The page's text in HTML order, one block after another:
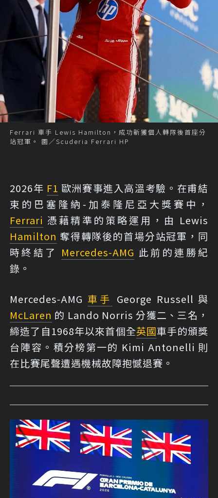
Ferrari 車手 Lewis Hamilton，成功斬獲個人轉隊後首座分
站冠軍。 圖／Scuderia Ferrari HP
2026年 F1 歐洲賽事進入高溫考驗。在甫結
束的巴塞隆納-加泰隆尼亞大獎賽中，
Ferrari 憑藉精準的策略運用，由 Lewis
Hamilton 奪得轉隊後的首場分站冠軍，同
時終結了 Mercedes-AMG 此前的連勝紀
錄。
Mercedes-AMG 車手 George Russell 與
McLaren 的 Lando Norris 分獲二、三名，
締造了自1968年以來首個全英國車手的頒獎
台陣容。積分榜第一的 Kimi Antonelli 則
在比賽尾聲遭遇機械故障抱憾退賽。